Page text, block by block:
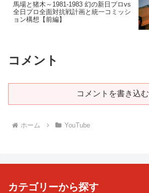
馬場と猪木～1981-1983 幻の新日プロvs
全日プロ全面対抗戦計画と統一コミッシ
ョン構想【前編】
コメント
コメントを書き込む
ホーム YouTube
カテゴリーから探す